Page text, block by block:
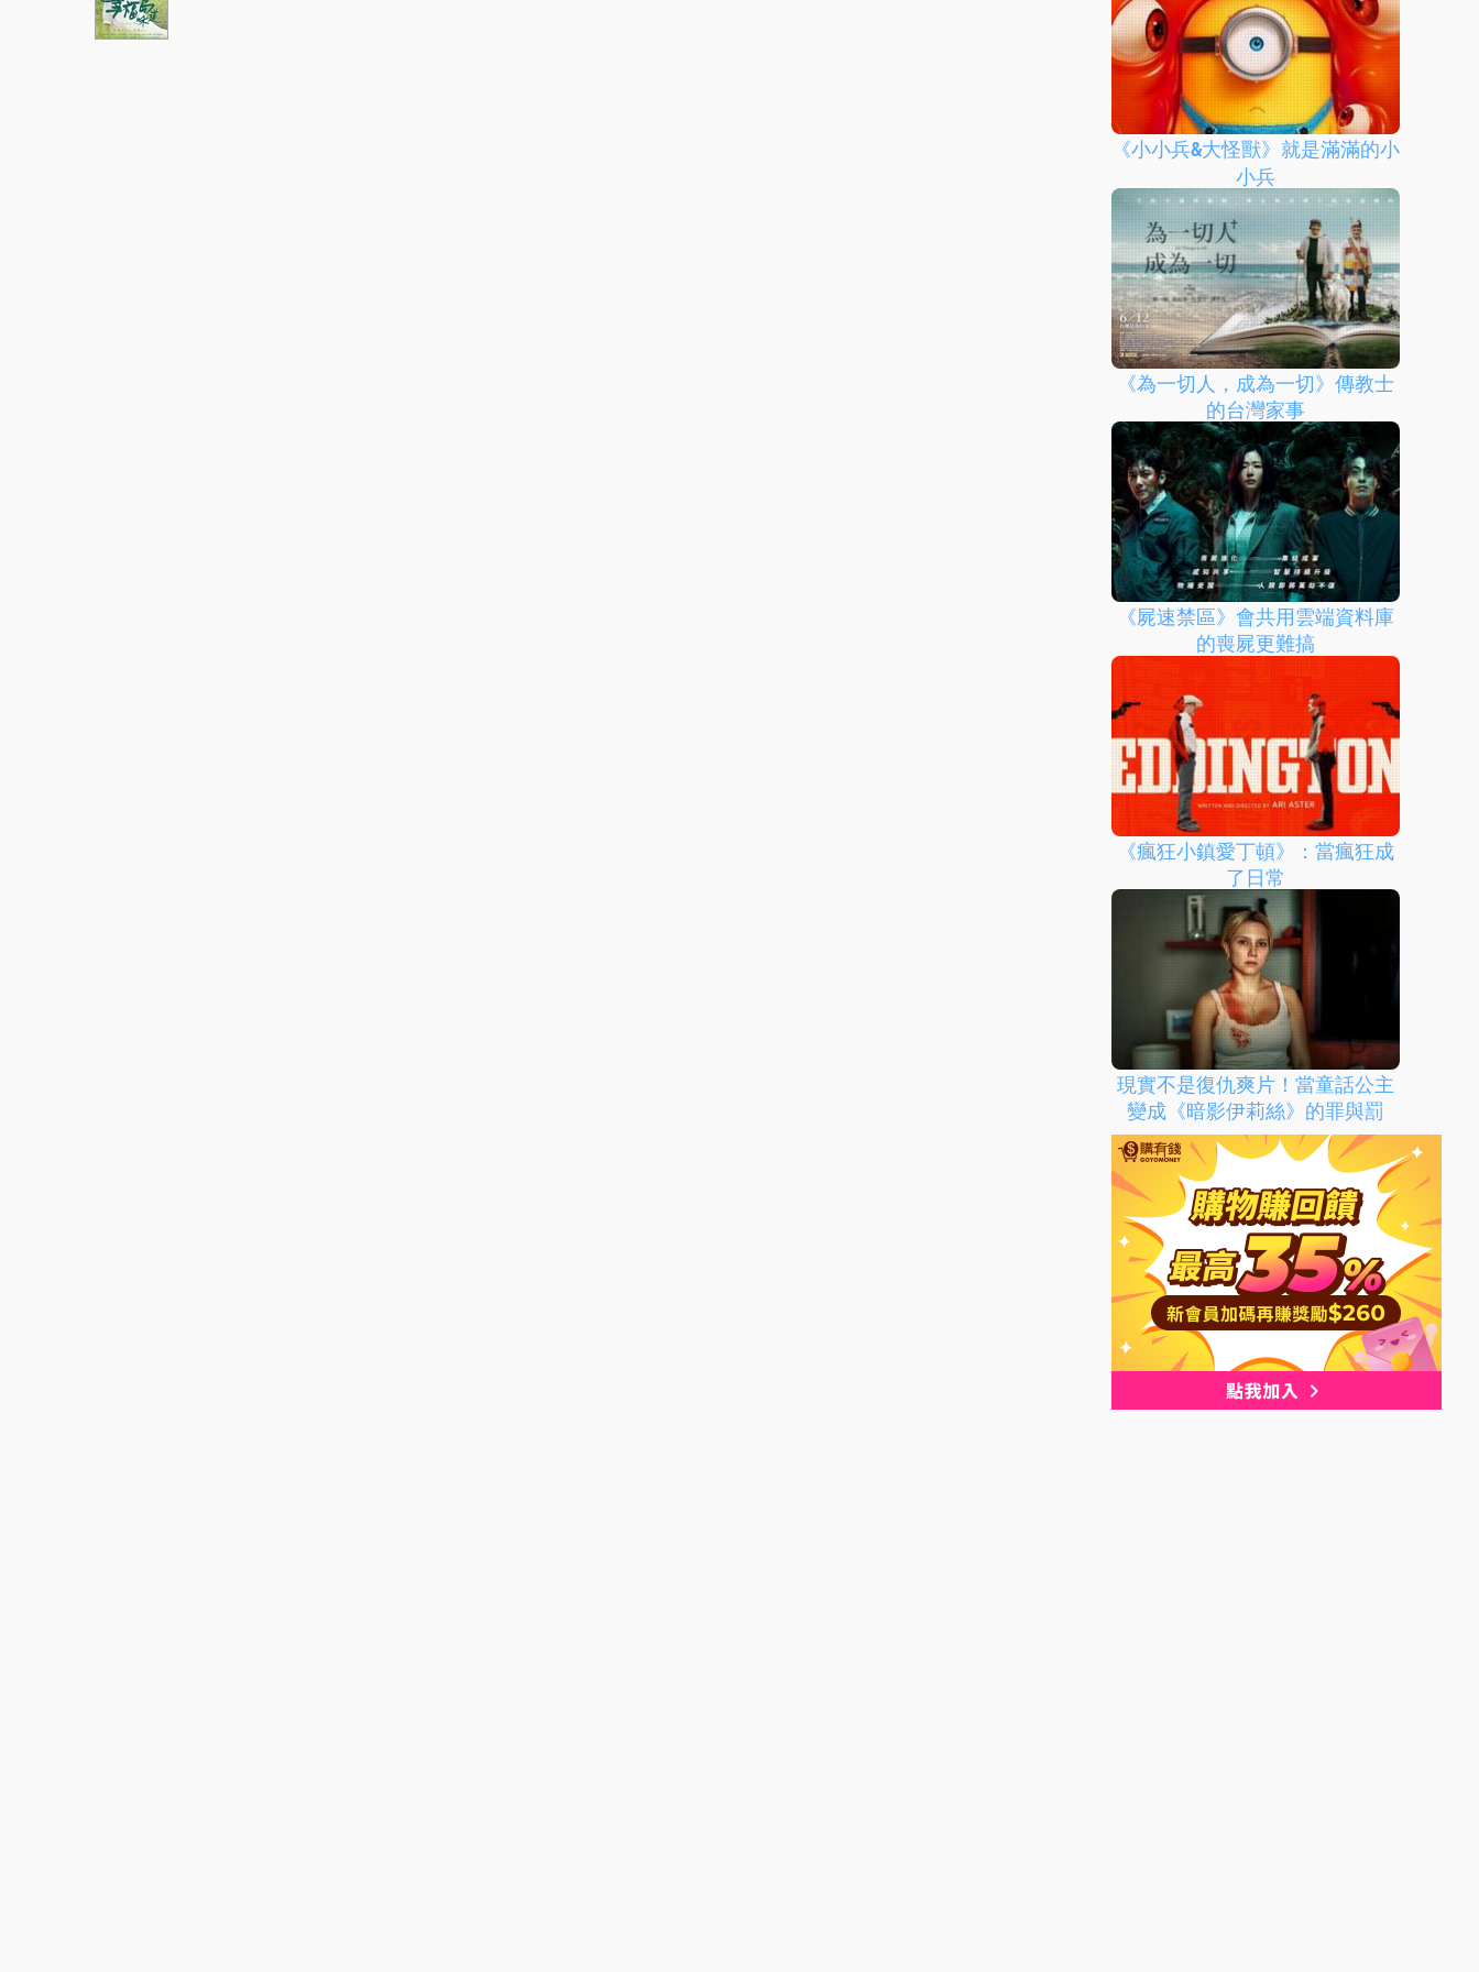
《小小兵&大怪獸》就是滿滿的小
小兵
《為一切人，成為一切》傳教士
的台灣家事
《屍速禁區》會共用雲端資料庫
的喪屍更難搞
《瘋狂小鎮愛丁頓》：當瘋狂成
了日常
現實不是復仇爽片！當童話公主
變成《暗影伊莉絲》的罪與罰